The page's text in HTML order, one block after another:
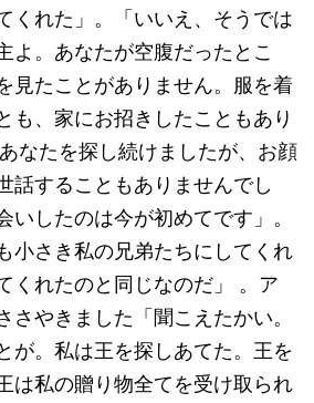
くれた」。「いいえ、そうでは
よ。あなたが空腹だったとこ
見たことがありません。服を着
も、家にお招きしたこともあり
なたを探し続けましたが、お顔
話することもありませんでし
いしたのは今が初めてです」。
小さき私の兄弟たちにしてくれ
くれたのと同じなのだ」 。ア
さやきました「聞こえたかい。
が。私は王を探しあてた。王を
は私の贈り物全てを受け取られ